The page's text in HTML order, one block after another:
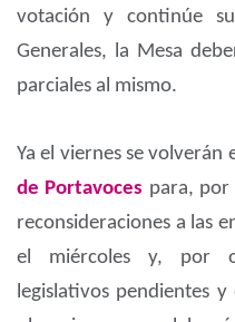
votación y continúe
Generales, la Mesa
parciales al mismo.
Ya el viernes se volverán
de Portavoces para, por
reconsideraciones a las
el miércoles y, por
legislativos pendientes